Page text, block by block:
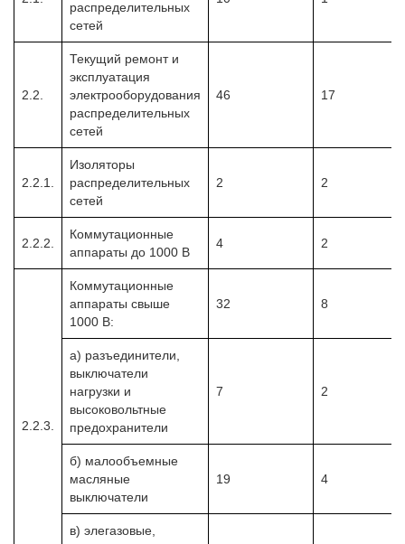
распределительных
сетей
2.2.
Текущий ремонт и
эксплуатация
электрооборудования
распределительных
сетей
46 17
2.2.1.
Изоляторы
распределительных
сетей
2 2
2.2.2.
Коммутационные
аппараты до 1000 В
4 2
2.2.3.
Коммутационные
аппараты свыше
1000 В:
32 8
а) разъединители,
выключатели
нагрузки и
высоковольтные
предохранители
7 2
б) малообъемные
масляные
выключатели
19 4
в) элегазовые,